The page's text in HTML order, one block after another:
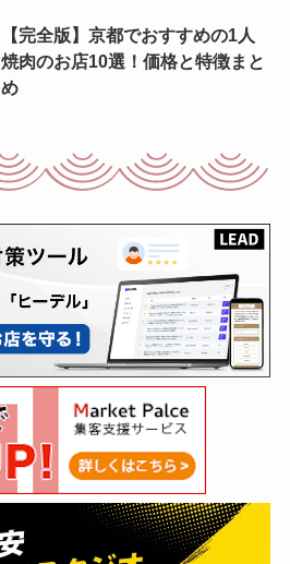
【完全版】京都でおすすめの1人
焼肉のお店10選！価格と特徴まと
め